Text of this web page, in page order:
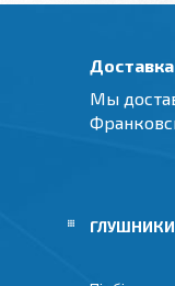
Мы
ГЛУШНИКИ